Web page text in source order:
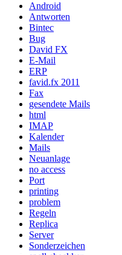
Android
Antworten
Bintec
Bug
David FX
E-Mail
ERP
favid.fx 2011
Fax
gesendete Mails
html
IMAP
Kalender
Mails
Neuanlage
no access
Port
printing
problem
Regeln
Replica
Server
Sonderzeichen